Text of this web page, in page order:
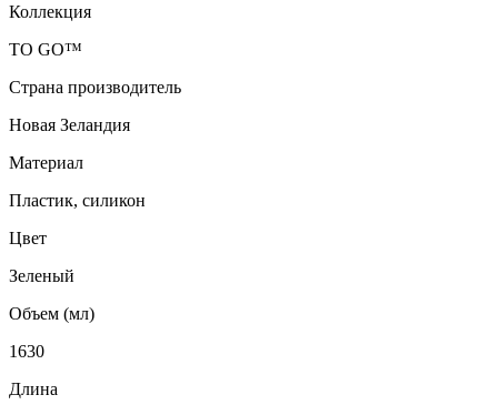
Коллекция
TO GO™
Страна производитель
Новая Зеландия
Материал
Пластик, силикон
Цвет
Зеленый
Объем (мл)
1630
Длина